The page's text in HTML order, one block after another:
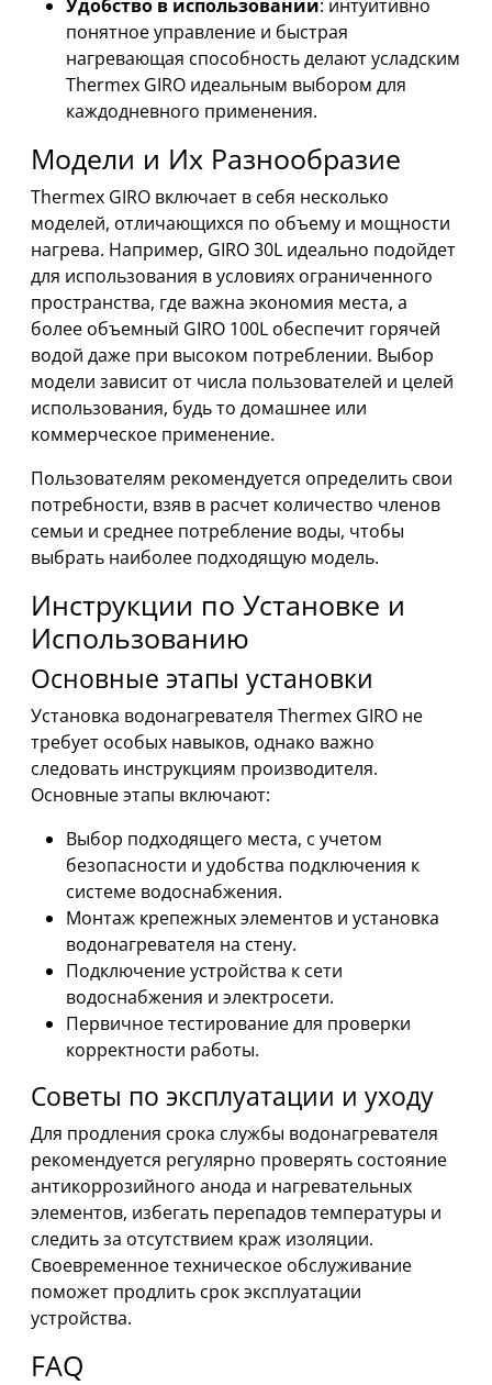
Удобство в использовании: интуитивно
понятное управление и быстрая
нагревающая способность делают усладским
Thermex GIRO идеальным выбором для
каждодневного применения.
Модели и Их Разнообразие
Thermex GIRO включает в себя несколько
моделей, отличающихся по объему и мощности
нагрева. Например, GIRO 30L идеально подойдет
для использования в условиях ограниченного
пространства, где важна экономия места, а
более объемный GIRO 100L обеспечит горячей
водой даже при высоком потреблении. Выбор
модели зависит от числа пользователей и целей
использования, будь то домашнее или
коммерческое применение.
Пользователям рекомендуется определить свои
потребности, взяв в расчет количество членов
семьи и среднее потребление воды, чтобы
выбрать наиболее подходящую модель.
Инструкции по Установке и
Использованию
Основные этапы установки
Установка водонагревателя Thermex GIRO не
требует особых навыков, однако важно
следовать инструкциям производителя.
Основные этапы включают:
Выбор подходящего места, с учетом
безопасности и удобства подключения к
системе водоснабжения.
Монтаж крепежных элементов и установка
водонагревателя на стену.
Подключение устройства к сети
водоснабжения и электросети.
Первичное тестирование для проверки
корректности работы.
Советы по эксплуатации и уходу
Для продления срока службы водонагревателя
рекомендуется регулярно проверять состояние
антикоррозийного анода и нагревательных
элементов, избегать перепадов температуры и
следить за отсутствием краж изоляции.
Своевременное техническое обслуживание
поможет продлить срок эксплуатации
устройства.
FAQ